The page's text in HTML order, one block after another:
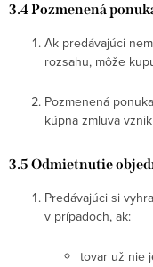
3.4 Pozmenená
Ak predávajúci
rozsahu, môže
Pozmenená
kúpna zmluva
3.5 Odmietnutie
Predávajúci si
v prípadoch, ak:
tovar už nie